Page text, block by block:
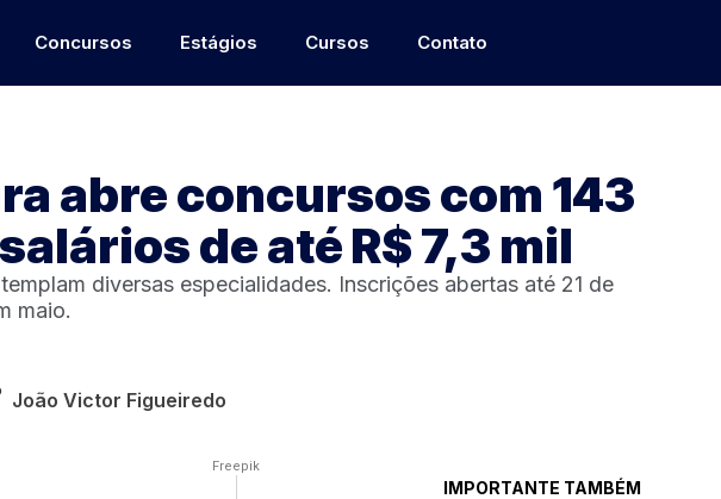
Concursos Estágios Cursos Contato
abre concursos com 143
de até R$ 7,3 mil
diversas especialidades. Inscrições abertas até 21 de
maio.
João Victor Figueiredo
Freepik
IMPORTANTE TAMBÉM